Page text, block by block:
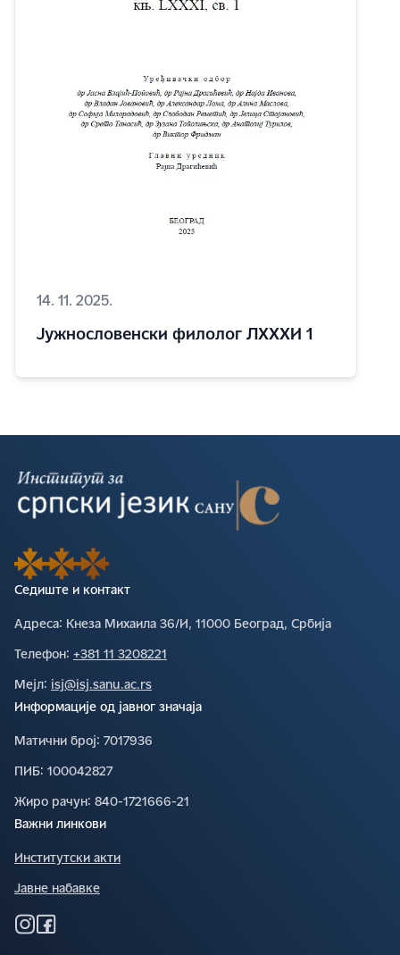
14. 11. 2025.
Јужнословенски филолог ЛXXXИ 1
Седиште и контакт
Адреса∶ Кнеза Михаила 36/И, 11000 Београд, Србија
Телефон∶ +381 11 3208221
Мејл∶ isj@isj.sanu.ac.rs
Информације од јавног значаја
Матични број∶ 7017936
ПИБ∶ 100042827
Жиро рачун∶ 840-1721666-21
Важни линкови
Институтски акти
Јавне набавке